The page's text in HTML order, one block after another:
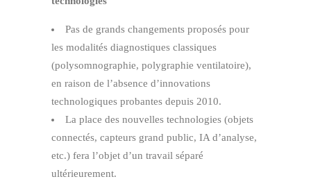
Pas de grands changements proposés pour
les modalités diagnostiques classiques
(polysomnographie, polygraphie ventilatoire),
en raison de l’absence d’innovations
technologiques probantes depuis 2010.
La place des nouvelles technologies (objets
connectés, capteurs grand public, IA d’analyse,
etc.) fera l’objet d’un travail séparé
ultérieurement.